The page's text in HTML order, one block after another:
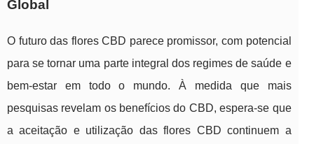
Global
O futuro das flores CBD parece promissor, com potencial
para se tornar uma parte integral dos regimes de saúde e
bem-estar em todo o mundo. À medida que mais
pesquisas revelam os benefícios do CBD, espera-se que
a aceitação e utilização das flores CBD continuem a